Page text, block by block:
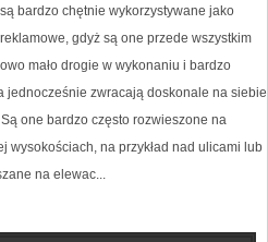
bardzo chętnie wykorzystywane jako
gdyż są one przede wszystkim
mało drogie w wykonaniu i bardzo
jednocześnie zwracają doskonale na siebie
one bardzo często rozwieszone na
wysokościach, na przykład nad ulicami lub
na elewac...